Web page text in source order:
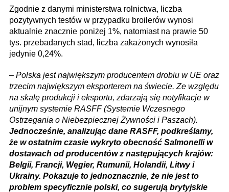
Zgodnie z danymi ministerstwa rolnictwa, liczba
pozytywnych testów w przypadku broilerów wynosi
aktualnie znacznie poniżej 1%, natomiast na prawie 50
tys. przebadanych stad, liczba zakażonych wynosiła
jedynie 0,24%.
– Polska jest największym producentem drobiu w UE oraz
trzecim największym eksporterem na świecie. Ze względu
na skalę produkcji i eksportu, zdarzają się notyfikacje w
unijnym systemie RASFF (Systemie Wczesnego
Ostrzegania o Niebezpiecznej Żywności i Paszach).
Jednocześnie, analizując dane RASFF, podkreślamy,
że w ostatnim czasie wykryto obecność Salmonelli w
dostawach od producentów z następujących krajów:
Belgii, Francji, Węgier, Rumunii, Holandii, Litwy i
Ukrainy. Pokazuje to jednoznacznie, że nie jest to
problem specyficznie polski, co sugerują brytyjskie